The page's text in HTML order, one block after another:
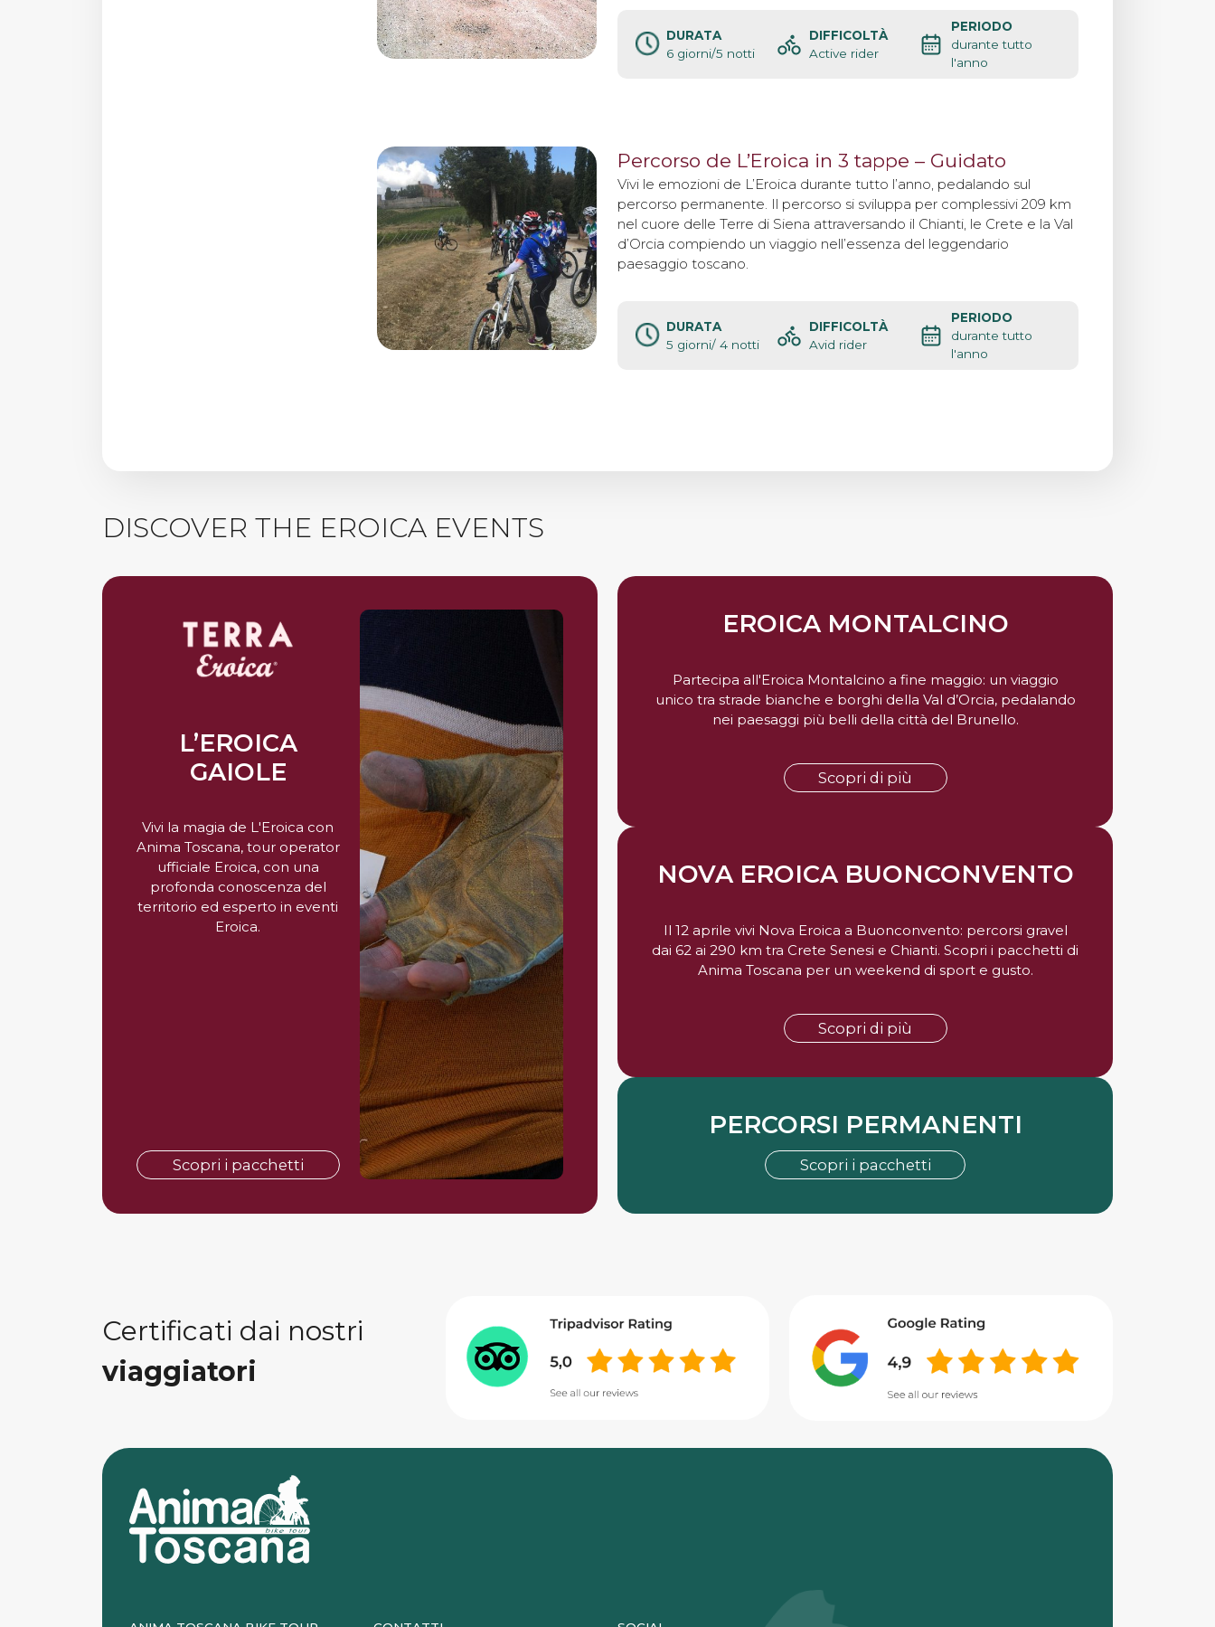
DURATA
6 giorni/5 notti
DIFFICOLTÀ
Active rider
PERIODO
durante tutto
l'anno
Percorso de L’Eroica in 3 tappe – Guidato
Vivi le emozioni de L’Eroica durante tutto l’anno, pedalando sul
percorso permanente. Il percorso si sviluppa per complessivi 209 km
nel cuore delle Terre di Siena attraversando il Chianti, le Crete e la Val
d’Orcia compiendo un viaggio nell’essenza del leggendario
paesaggio toscano.
DURATA
5 giorni/ 4 notti
DIFFICOLTÀ
Avid rider
PERIODO
durante tutto
l'anno
DISCOVER THE EROICA EVENTS
L’EROICA
GAIOLE
Vivi la magia de L'Eroica con
Anima Toscana, tour operator
ufficiale Eroica, con una
profonda conoscenza del
territorio ed esperto in eventi
Eroica.
Scopri i pacchetti
EROICA MONTALCINO
Partecipa all'Eroica Montalcino a fine maggio: un viaggio
unico tra strade bianche e borghi della Val d’Orcia, pedalando
nei paesaggi più belli della città del Brunello.
Scopri di più
NOVA EROICA BUONCONVENTO
Il 12 aprile vivi Nova Eroica a Buonconvento: percorsi gravel
dai 62 ai 290 km tra Crete Senesi e Chianti. Scopri i pacchetti di
Anima Toscana per un weekend di sport e gusto.
Scopri di più
PERCORSI PERMANENTI
Scopri i pacchetti
Certificati dai nostri
viaggiatori